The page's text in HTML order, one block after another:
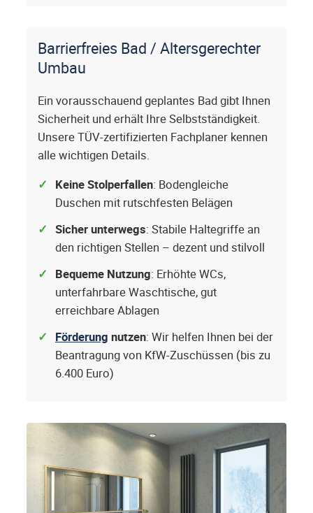
Barrierfreies Bad / Altersgerechter
Umbau
Ein vorausschauend geplantes Bad gibt Ihnen
Sicherheit und erhält Ihre Selbstständigkeit.
Unsere TÜV-zertifizierten Fachplaner kennen
alle wichtigen Details.
Keine Stolperfallen: Bodengleiche
Duschen mit rutschfesten Belägen
Sicher unterwegs: Stabile Haltegriffe an
den richtigen Stellen – dezent und stilvoll
Bequeme Nutzung: Erhöhte WCs,
unterfahrbare Waschtische, gut
erreichbare Ablagen
Förderung nutzen: Wir helfen Ihnen bei der
Beantragung von KfW-Zuschüssen (bis zu
6.400 Euro)